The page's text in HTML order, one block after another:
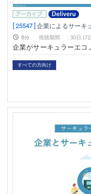
[ 25547 ] 企業によるサーキ
8分 視聴期間 : 30日 (7
企業がサーキュラーエコ
ネスモデルについて学べ
すべての方向け